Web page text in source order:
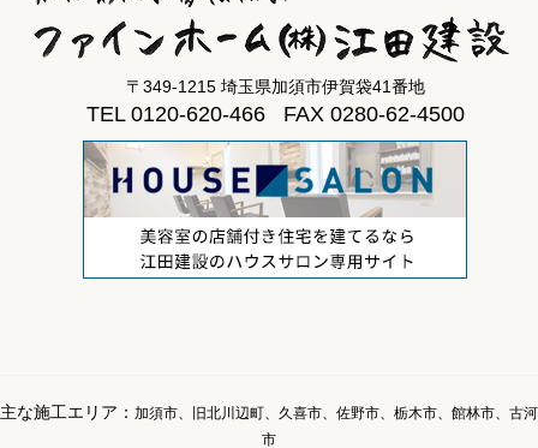
〒349-1215 埼玉県加須市伊賀袋41番地
TEL 0120-620-466 FAX 0280-62-4500
主な施工エリア： 加須市、旧北川辺町、久喜市、佐野市、栃木市、館林市、古河
市